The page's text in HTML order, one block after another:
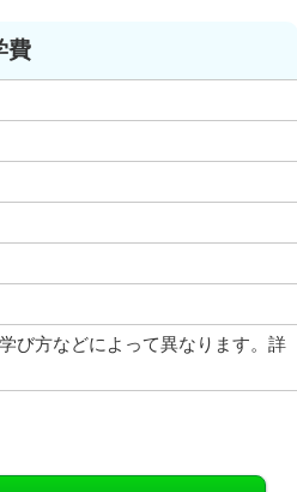
費
び方などによって異なります。詳